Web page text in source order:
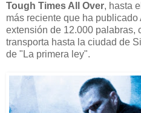
Tough Times All Over, hasta
más reciente que ha
extensión de 12.000 palabras,
transporta hasta la ciudad de
de "La primera ley".